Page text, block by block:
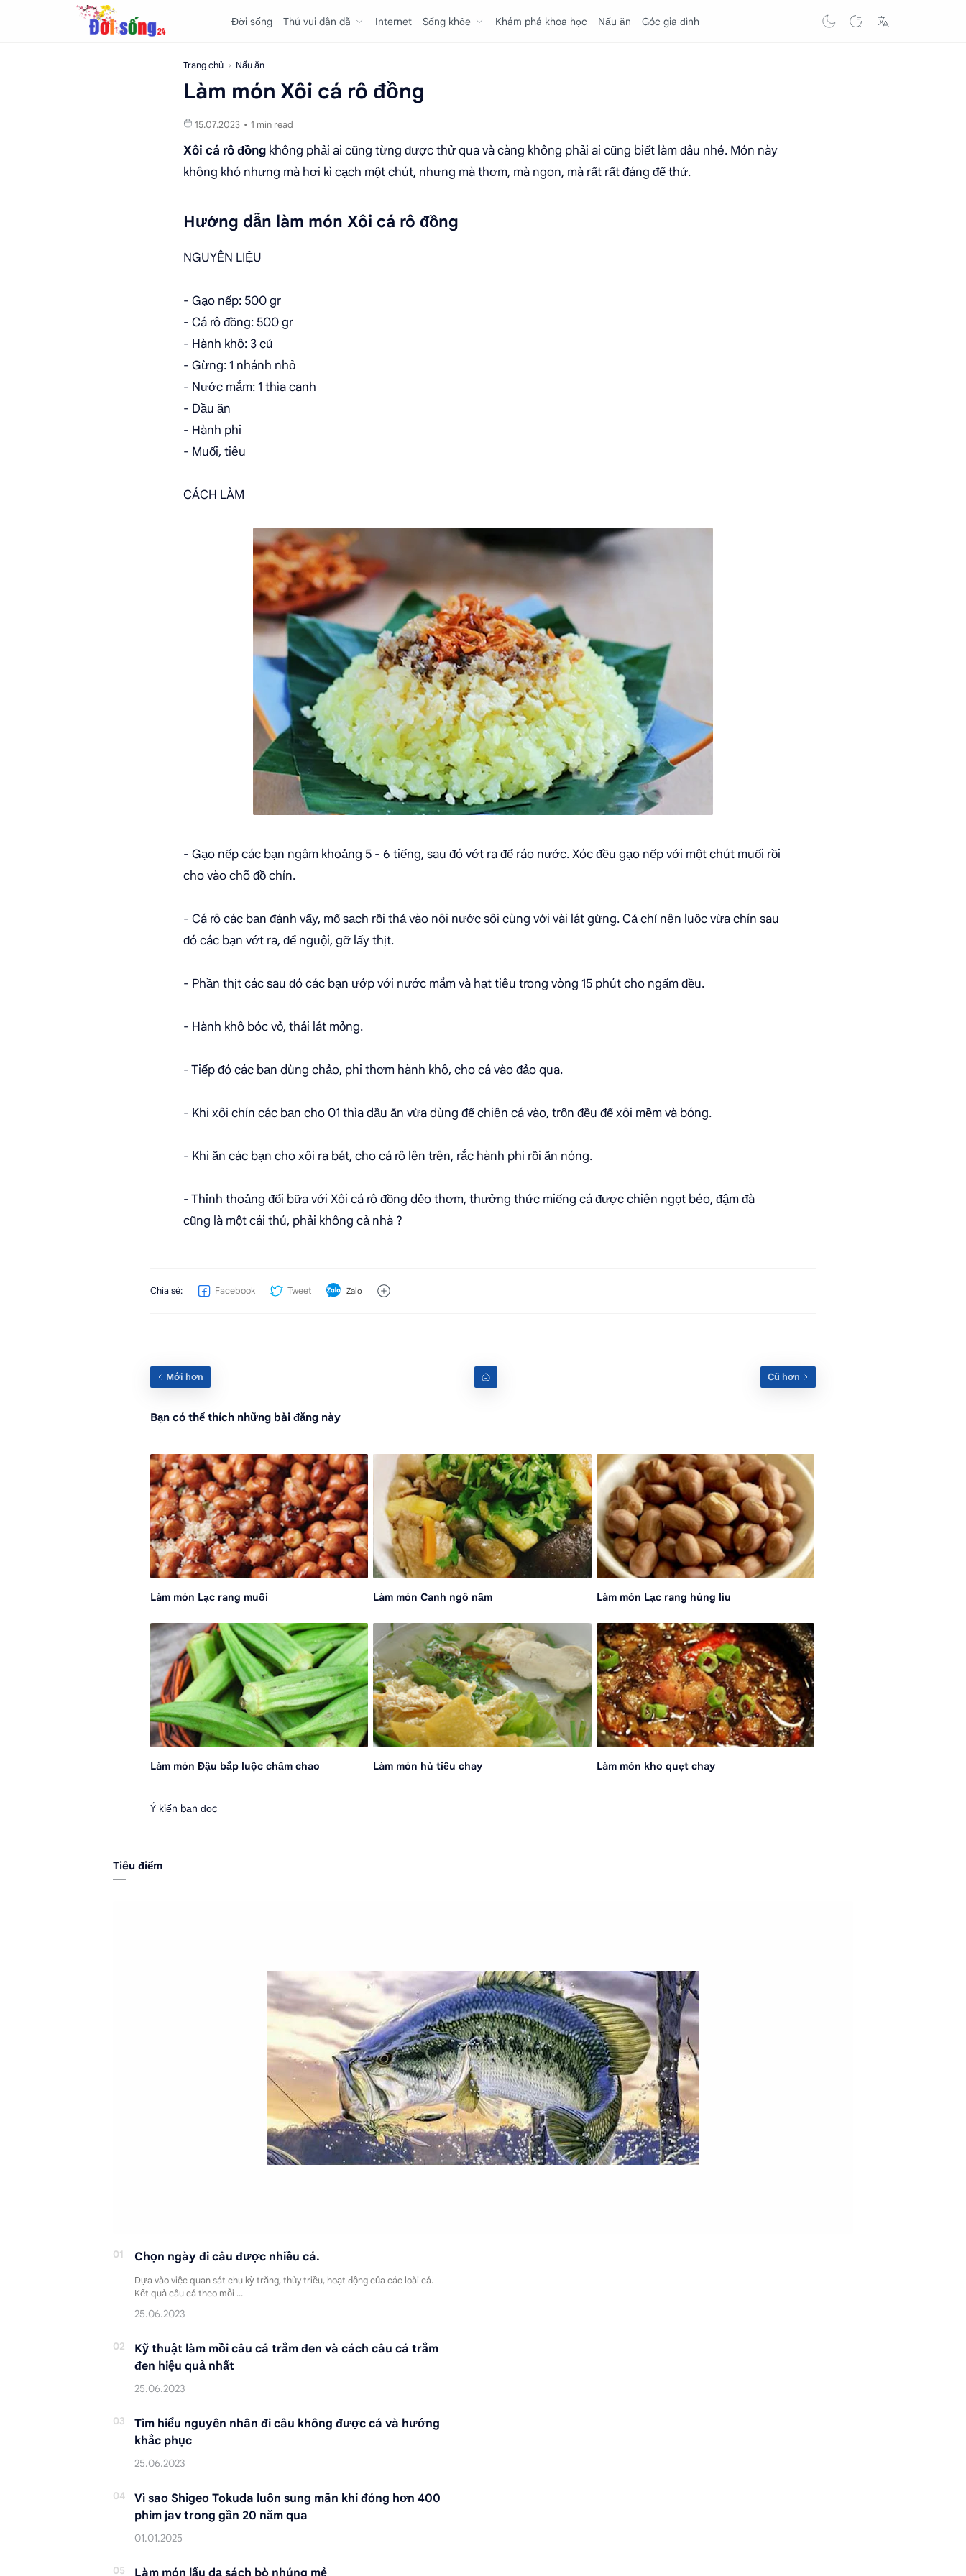
Đời sống Thú vui dân dã Internet Sống khỏe Khám phá khoa học Nấu ăn Góc gia đình
Trang chủ Nấu ăn
Làm món Xôi cá rô đồng
1 min read
Xôi cá rô đồng không phải ai cũng từng được thử qua và càng không phải ai cũng biết làm đâu nhé. Món này
không khó nhưng mà hơi kì cạch một chút, nhưng mà thơm, mà ngon, mà rất rất đáng để thử.
Hướng dẫn làm món Xôi cá rô đồng
NGUYÊN LIỆU
- Gạo nếp: 500 gr
- Cá rô đồng: 500 gr
- Hành khô: 3 củ
- Gừng: 1 nhánh nhỏ
- Nước mắm: 1 thìa canh
- Dầu ăn
- Hành phi
- Muối, tiêu
CÁCH LÀM
- Gạo nếp các bạn ngâm khoảng 5 - 6 tiếng, sau đó vớt ra để ráo nước. Xóc đều gạo nếp với một chút muối rồi
cho vào chõ đồ chín.
- Cá rô các bạn đánh vẩy, mổ sạch rồi thả vào nôi nước sôi cùng với vài lát gừng. Cả chỉ nên luộc vừa chín sau
đó các bạn vớt ra, để nguội, gỡ lấy thịt.
- Phần thịt các sau đó các bạn ướp với nước mắm và hạt tiêu trong vòng 15 phút cho ngấm đều.
- Hành khô bóc vỏ, thái lát mỏng.
- Tiếp đó các bạn dùng chảo, phi thơm hành khô, cho cá vào đảo qua.
- Khi xôi chín các bạn cho 01 thìa dầu ăn vừa dùng để chiên cá vào, trộn đều để xôi mềm và bóng.
- Khi ăn các bạn cho xôi ra bát, cho cá rô lên trên, rắc hành phi rồi ăn nóng.
- Thỉnh thoảng đổi bữa với Xôi cá rô đồng dẻo thơm, thưởng thức miếng cá được chiên ngọt béo, đậm đà
cũng là một cái thú, phải không cả nhà ?
Zalo
Bạn có thể thích những bài đăng này
Làm món Lạc rang muối Làm món Canh ngô nấm Làm món Lạc rang húng lìu
Làm món Đậu bắp luộc chấm chao Làm món hủ tiếu chay Làm món kho quẹt chay
Ý kiến bạn đọc
Tiêu điểm
Chọn ngày đi câu được nhiều cá.
Dựa vào việc quan sát chu kỳ trăng, thủy triều, hoạt động của các loài cá.
Kết quả câu cá theo mỗi …
Kỹ thuật làm mồi câu cá trắm đen và cách câu cá trắm
đen hiệu quả nhất
Tìm hiểu nguyên nhân đi câu không được cá và hướng
khắc phục
Vì sao Shigeo Tokuda luôn sung mãn khi đóng hơn 400
phim jav trong gần 20 năm qua